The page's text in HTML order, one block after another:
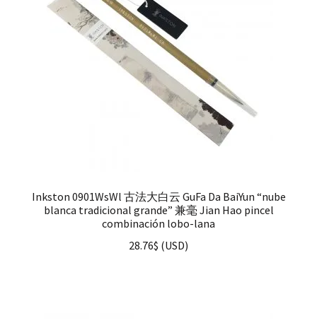
Inkston 0901WsWl 古法大白云 GuFa Da BaiYun “nube
blanca tradicional grande” 兼毫 Jian Hao pincel
combinación lobo-lana
28.76$ (USD)